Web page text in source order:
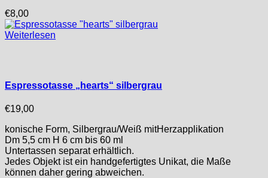
€8,00
Weiterlesen
Espressotasse „hearts“ silbergrau
€19,00
konische Form, Silbergrau/Weiß mitHerzapplikation
Dm 5,5 cm H 6 cm bis 60 ml
Untertassen separat erhältlich.
Jedes Objekt ist ein handgefertigtes Unikat, die Maße
können daher gering abweichen.